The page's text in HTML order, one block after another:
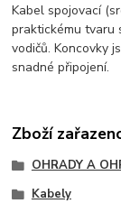
Kabel spojovací
praktickému tvaru
vodičů. Koncovky
snadné připojení.
Zboží
OHRADY A
Kabely